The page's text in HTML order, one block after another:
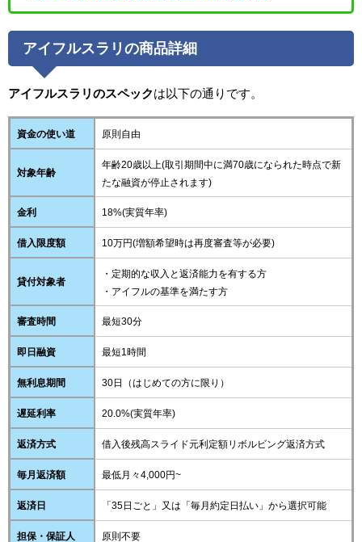
アイフルスラリの商品詳細
アイフルスラリのスペック は以下の通りです。
資金の使い道 原則自由
対象年齢
年齢20歳以上(取引期間中に満70歳になられた時点で新
たな融資が停止されます)
金利 18%(実質年率)
借入限度額 10万円(増額希望時は再度審査等が必要)
貸付対象者
・定期的な収入と返済能力を有する方
・アイフルの基準を満たす方
審査時間 最短30分
即日融資 最短1時間
無利息期間 30日（はじめての方に限り）
遅延利率 20.0%(実質年率)
返済方式 借入後残高スライド元利定額リボルビング返済方式
毎月返済額 最低月々4,000円~
返済日 「35日ごと」又は「毎月約定日払い」から選択可能
担保・保証人 原則不要